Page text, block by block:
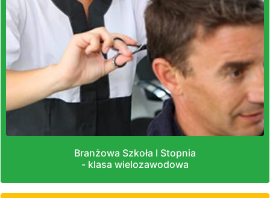
Branżowa Szkoła I Stopnia
- klasa wielozawodowa